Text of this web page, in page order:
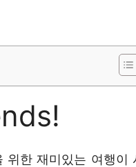
한 재미있는 여행이